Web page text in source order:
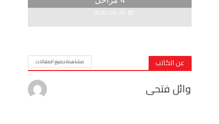
2020-04-29
عن الكاتب مشاهدة جميع المقالات
وائل فتحى